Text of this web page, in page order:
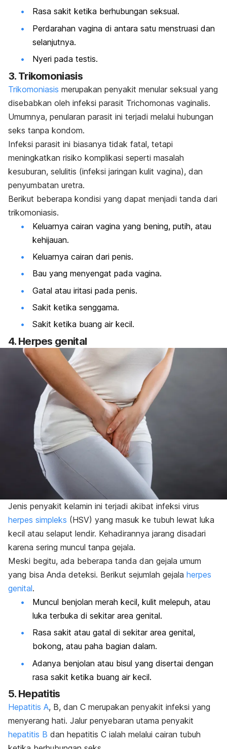
Rasa sakit ketika berhubungan seksual.
Perdarahan vagina di antara satu menstruasi dan
selanjutnya.
Nyeri pada testis.
3. Trikomoniasis
Trikomoniasis merupakan penyakit menular seksual yang
disebabkan oleh infeksi parasit Trichomonas vaginalis.
Umumnya, penularan parasit ini terjadi melalui hubungan
seks tanpa kondom.
Infeksi parasit ini biasanya tidak fatal, tetapi
meningkatkan risiko komplikasi seperti masalah
kesuburan, selulitis (infeksi jaringan kulit vagina), dan
penyumbatan uretra.
Berikut beberapa kondisi yang dapat menjadi tanda dari
trikomoniasis.
Keluarnya cairan vagina yang bening, putih, atau
kehijauan.
Keluarnya cairan dari penis.
Bau yang menyengat pada vagina.
Gatal atau iritasi pada penis.
Sakit ketika senggama.
Sakit ketika buang air kecil.
4. Herpes genital
Jenis penyakit kelamin ini terjadi akibat infeksi virus
herpes simpleks (HSV) yang masuk ke tubuh lewat luka
kecil atau selaput lendir. Kehadirannya jarang disadari
karena sering muncul tanpa gejala.
Meski begitu, ada beberapa tanda dan gejala umum
yang bisa Anda deteksi. Berikut sejumlah gejala herpes
genital.
Muncul benjolan merah kecil, kulit melepuh, atau
luka terbuka di sekitar area genital.
Rasa sakit atau gatal di sekitar area genital,
bokong, atau paha bagian dalam.
Adanya benjolan atau bisul yang disertai dengan
rasa sakit ketika buang air kecil.
5. Hepatitis
Hepatitis A, B, dan C merupakan penyakit infeksi yang
menyerang hati. Jalur penyebaran utama penyakit
hepatitis B dan hepatitis C ialah melalui cairan tubuh